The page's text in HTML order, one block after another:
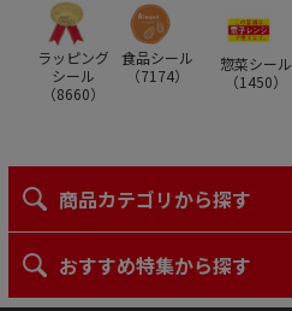
ラッピング
シール
（8660）
食品シール
（7174）
惣菜シール
（1450）
商品カテゴリから探す
おすすめ特集から探す